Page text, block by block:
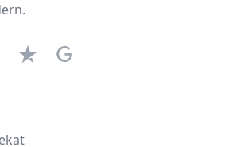
TrustpilotGoogle Business Profile